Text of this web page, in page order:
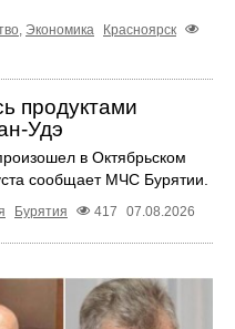
, Экономика
Красноярск
продуктами
Удэ
в Октябрьском
сообщает МЧС Бурятии.
Бурятия 417 07.08.2026